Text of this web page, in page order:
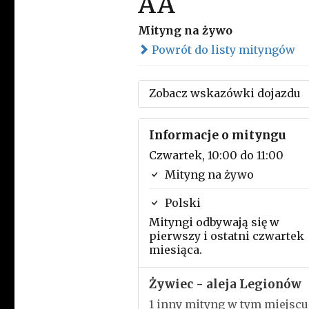
Mityng na żywo
Powrót do listy mityngów
Zobacz wskazówki dojazdu
Informacje o mityngu
Czwartek, 10:00 do 11:00
Mityng na żywo
Polski
Mityngi odbywają się w
pierwszy i ostatni czwartek
miesiąca.
Żywiec - aleja Legionów
1 inny mityng w tym miejscu